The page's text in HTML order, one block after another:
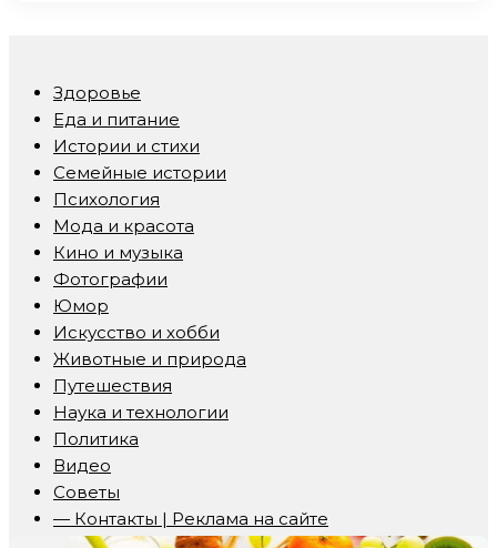
Здоровье
Еда и питание
Истории и стихи
Семейные истории
Психология
Мода и красота
Кино и музыка
Фотографии
Юмор
Искусство и хобби
Животные и природа
Путешествия
Наука и технологии
Политика
Видео
Советы
— Контакты | Реклама на сайте